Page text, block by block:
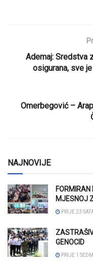
Ademaj: Sredstva
osigurana, sve
Omerbegović –
NAJNOVIJE
MJESNOJ
PRIJE 23
GENOCID
PRIJE 1